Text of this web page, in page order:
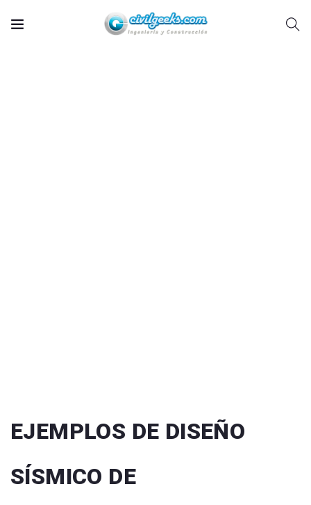
EJEMPLOS DE DISEÑO
SÍSMICO DE